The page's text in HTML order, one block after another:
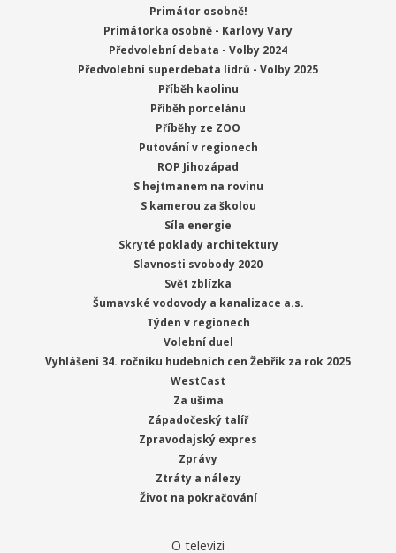
Primátor osobně!
Primátorka osobně - Karlovy Vary
Předvolební debata - Volby 2024
Předvolební superdebata lídrů - Volby 2025
Příběh kaolinu
Příběh porcelánu
Příběhy ze ZOO
Putování v regionech
ROP Jihozápad
S hejtmanem na rovinu
S kamerou za školou
Síla energie
Skryté poklady architektury
Slavnosti svobody 2020
Svět zblízka
Šumavské vodovody a kanalizace a.s.
Týden v regionech
Volební duel
Vyhlášení 34. ročníku hudebních cen Žebřík za rok 2025
WestCast
Za ušima
Západočeský talíř
Zpravodajský expres
Zprávy
Ztráty a nálezy
Život na pokračování
O televizi